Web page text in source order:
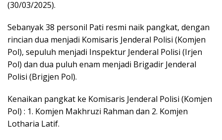
(30/03/2025).
Sebanyak 38 personil Pati resmi naik pangkat, dengan
rincian dua menjadi Komisaris Jenderal Polisi (Komjen
Pol), sepuluh menjadi Inspektur Jenderal Polisi (Irjen
Pol) dan dua puluh enam menjadi Brigadir Jenderal
Polisi (Brigjen Pol).
Kenaikan pangkat ke Komisaris Jenderal Polisi (Komjen
Pol) : 1. Komjen Makhruzi Rahman dan 2. Komjen
Lotharia Latif.